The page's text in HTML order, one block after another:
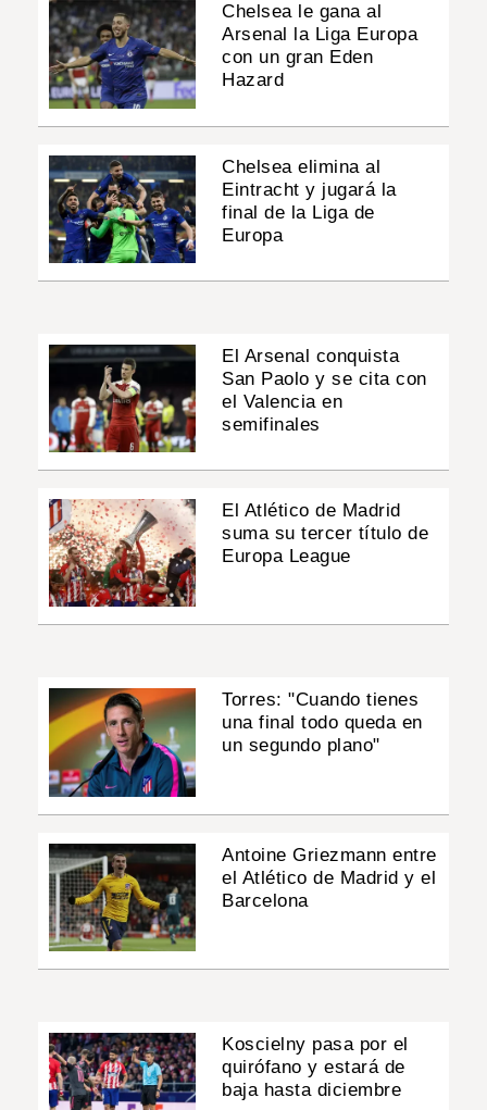
Chelsea le gana al
Arsenal la Liga Europa
con un gran Eden
Hazard
Chelsea elimina al
Eintracht y jugará la
final de la Liga de
Europa
El Arsenal conquista
San Paolo y se cita con
el Valencia en
semifinales
El Atlético de Madrid
suma su tercer título de
Europa League
Torres: "Cuando tienes
una final todo queda en
un segundo plano"
Antoine Griezmann entre
el Atlético de Madrid y el
Barcelona
Koscielny pasa por el
quirófano y estará de
baja hasta diciembre